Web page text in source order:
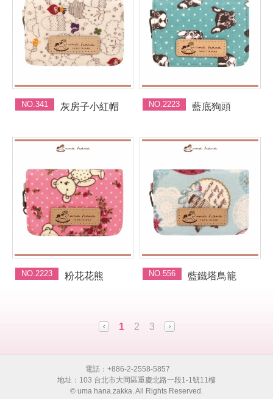
NO.341 灰房子小紅帽 NO.2223 藍底狗頭
NO.2223 粉花花熊 NO.556 藍鐵塔鳥籠
1 2 3
電話：+886-2-2558-5857
地址：103 台北市大同區重慶北路一段1-1號11樓
© uma hana.zakka. All Rights Reserved.